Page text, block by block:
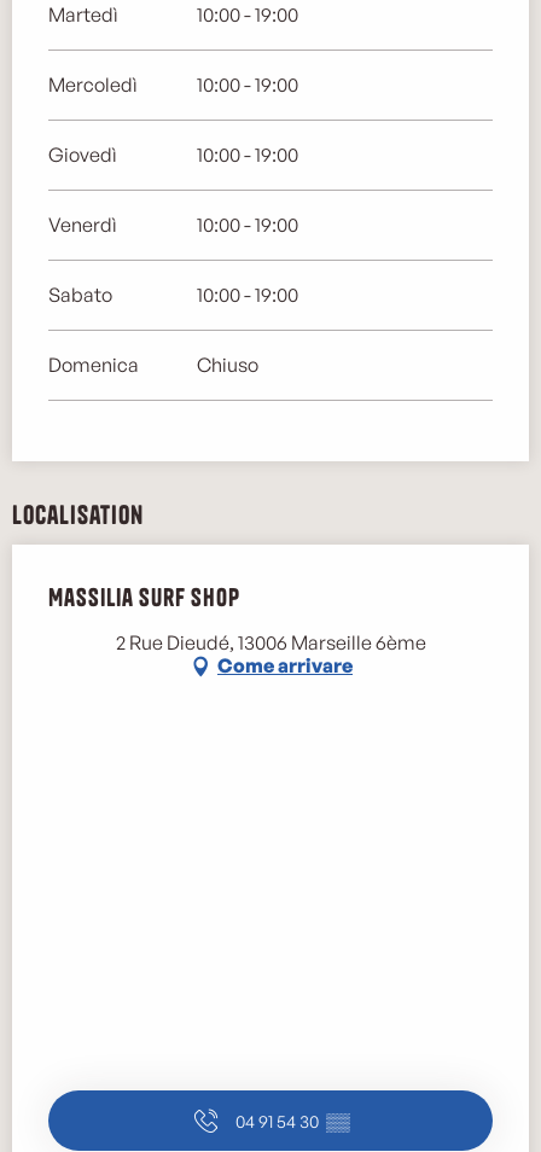
Martedì 10:00 - 19:00
Mercoledì 10:00 - 19:00
Giovedì 10:00 - 19:00
Venerdì 10:00 - 19:00
Sabato 10:00 - 19:00
Domenica Chiuso
Localisation
Massilia Surf Shop
2 Rue Dieudé, 13006 Marseille 6ème
Come arrivare
04 91 54 30 ▒▒